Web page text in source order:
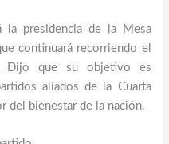
la presidencia de la Mesa
continuará recorriendo el
Dijo que su objetivo es
aliados de la Cuarta
del bienestar de la nación.